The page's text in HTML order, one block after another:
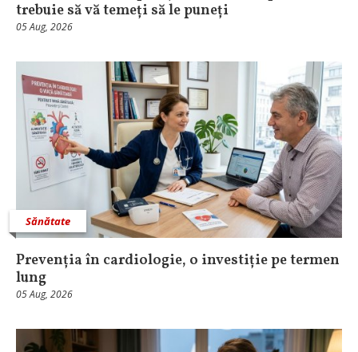
trebuie să vă temeți să le puneți
05 Aug, 2026
Sănătate
Prevenția în cardiologie, o investiție pe termen
lung
05 Aug, 2026